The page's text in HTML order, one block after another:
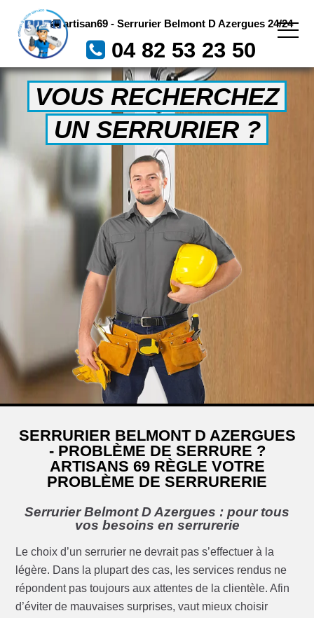
artisan69 - Serrurier Belmont D Azergues 24/24
04 82 53 23 50
VOUS RECHERCHEZ
UN SERRURIER ?
SERRURIER BELMONT D AZERGUES
- PROBLÈME DE SERRURE ?
ARTISANS 69 RÈGLE VOTRE
PROBLÈME DE SERRURERIE
Serrurier Belmont D Azergues : pour tous
vos besoins en serrurerie
Le choix d’un serrurier ne devrait pas s’effectuer à la
légère. Dans la plupart des cas, les services rendus ne
répondent pas toujours aux attentes de la clientèle. Afin
d’éviter de mauvaises surprises, vaut mieux choisir